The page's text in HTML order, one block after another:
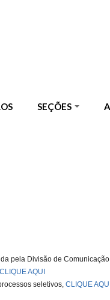
SEÇÕES
pela Divisão de
CLIQUE AQUI
seletivos, CLIQUE AQUI